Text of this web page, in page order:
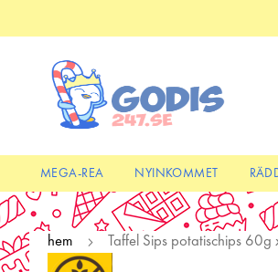
to
MEGA-REA NYINKOMMET
hem Taffel Sips potatischips 60g
Skip